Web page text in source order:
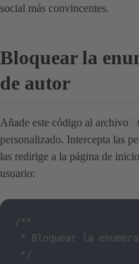
social más convincentes.
Bloquear la
de autor
Añade este código al archivo
personalizado. Intercepta las
las redirige a la página de
usuario:
/**
* Bloquear la
*/